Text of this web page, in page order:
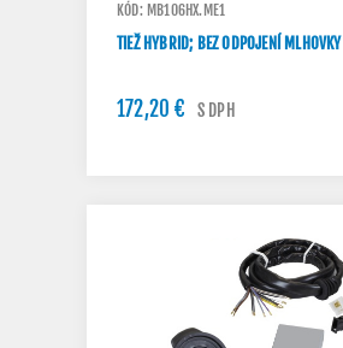
KÓD: MB106HX.ME1
TIEŽ HYBRID; BEZ ODPOJENÍ MLHOVKY
172,20 € S DPH